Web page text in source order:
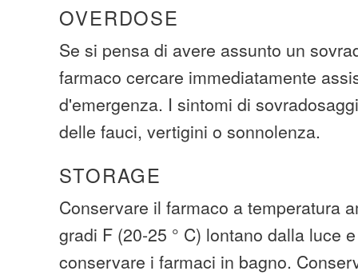
OVERDOSE
Se si pensa di avere assunto un
farmaco cercare immediatamente
d'emergenza. I sintomi di
delle fauci, vertigini o sonnolenza.
STORAGE
Conservare il farmaco a temperatura
gradi F (20-25 ° C) lontano dalla luce
conservare i farmaci in bagno.